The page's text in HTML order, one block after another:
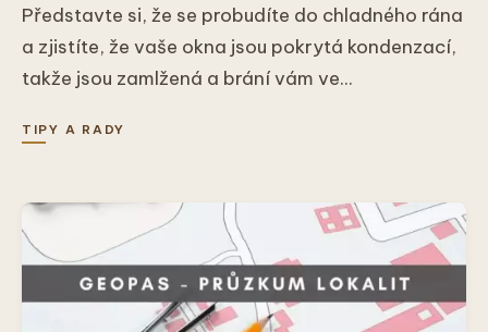
Představte si, že se probudíte do chladného rána
a zjistíte, že vaše okna jsou pokrytá kondenzací,
takže jsou zamlžená a brání vám ve...
TIPY A RADY